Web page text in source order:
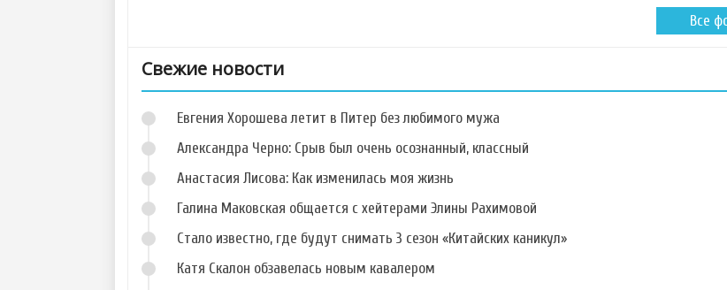
Фото Карины
Олейник
Фото Глеба
Жемчугова
Фото Ивана
Светайло
Наврузбекова
Все
Свежие новости
Евгения Хорошева летит в Питер без любимого мужа
Александра Черно: Срыв был очень осознанный, классный
Анастасия Лисова: Как изменилась моя жизнь
Галина Маковская общается с хейтерами Элины Рахимовой
Стало известно, где будут снимать 3 сезон «Китайских каникул»
Катя Скалон обзавелась новым кавалером